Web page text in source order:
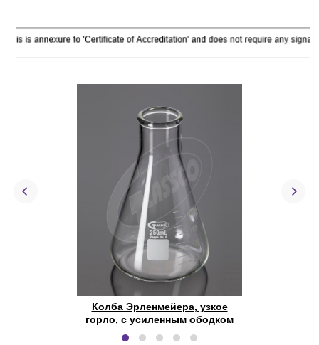
Колба Эрленмейера, узкое
горло, с усиленным ободком